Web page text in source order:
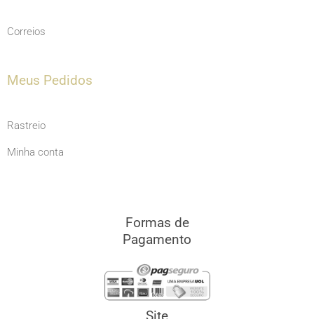
Correios
Meus Pedidos
Rastreio
Minha conta
Formas de
Pagamento